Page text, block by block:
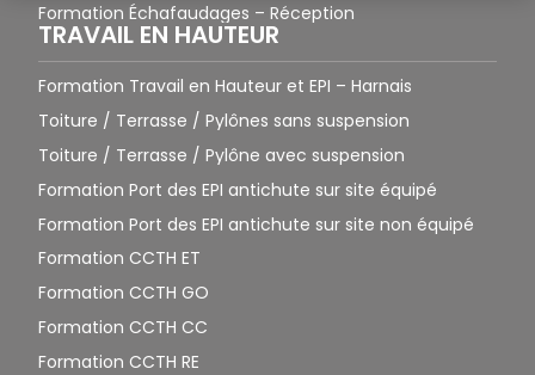
Formation Échafaudages – Réception
TRAVAIL EN HAUTEUR
Formation Travail en Hauteur et EPI – Harnais
Toiture / Terrasse / Pylônes sans suspension
Toiture / Terrasse / Pylône avec suspension
Formation Port des EPI antichute sur site équipé
Formation Port des EPI antichute sur site non équipé
Formation CCTH ET
Formation CCTH GO
Formation CCTH CC
Formation CCTH RE